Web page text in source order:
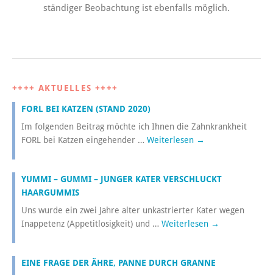
ständiger Beobachtung ist ebenfalls möglich.
++++ AKTUELLES ++++
FORL BEI KATZEN (STAND 2020)
Im folgenden Beitrag möchte ich Ihnen die Zahnkrankheit
FORL bei Katzen eingehender … Weiterlesen →
YUMMI – GUMMI – JUNGER KATER VERSCHLUCKT
HAARGUMMIS
Uns wurde ein zwei Jahre alter unkastrierter Kater wegen
Inappetenz (Appetitlosigkeit) und … Weiterlesen →
EINE FRAGE DER ÄHRE, PANNE DURCH GRANNE